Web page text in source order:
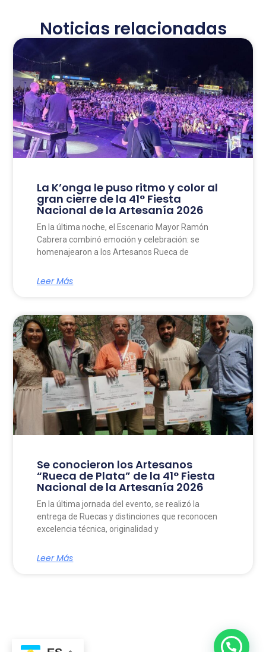
Noticias relacionadas
La K’onga le puso ritmo y color al
gran cierre de la 41° Fiesta
Nacional de la Artesanía 2026
En la última noche, el Escenario Mayor Ramón
Cabrera combinó emoción y celebración: se
homenajearon a los Artesanos Rueca de
Leer Más
Se conocieron los Artesanos
“Rueca de Plata” de la 41° Fiesta
Nacional de la Artesanía 2026
En la última jornada del evento, se realizó la
entrega de Ruecas y distinciones que reconocen
excelencia técnica, originalidad y
Leer Más